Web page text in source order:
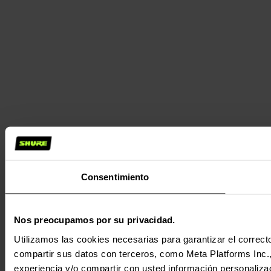
Consentimiento
Nos preocupamos por su privacidad.
Utilizamos las cookies necesarias para garantizar el
compartir sus datos con terceros, como Meta Platforms
experiencia y/o compartir con usted información